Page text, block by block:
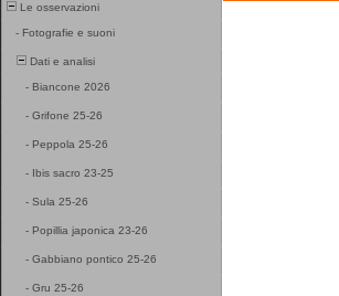
Le osservazioni
- Fotografie e suoni
Dati e analisi
- Biancone 2026
- Grifone 25-26
- Peppola 25-26
- Ibis sacro 23-25
- Sula 25-26
- Popillia japonica 23-26
- Gabbiano pontico 25-26
- Gru 25-26